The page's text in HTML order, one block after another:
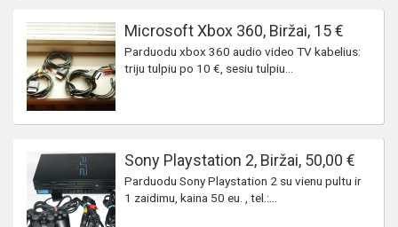
Microsoft Xbox 360, Biržai, 15 €
Parduodu xbox 360 audio video TV kabelius:
triju tulpiu po 10 €, sesiu tulpiu...
Sony Playstation 2, Biržai, 50,00 €
Parduodu Sony Playstation 2 su vienu pultu ir
1 zaidimu, kaina 50 eu. , tel.:...